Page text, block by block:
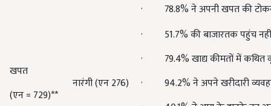
खपत
(एन = 729)**
· 78.8% ने अपनी खपत की
नारंगी (एन 276)
· 51.7% की बाजारतक पहुंच
· 79.4% खाद्य कीमतों में कथित
· 94.2% ने अपने खरीदारी